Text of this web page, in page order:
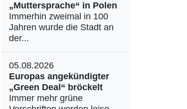
„Muttersprache“ in Polen
Immerhin zweimal in 100
Jahren wurde die Stadt an
der...
05.08.2026
Europas angekündigter
„Green Deal“ bröckelt
Immer mehr grüne